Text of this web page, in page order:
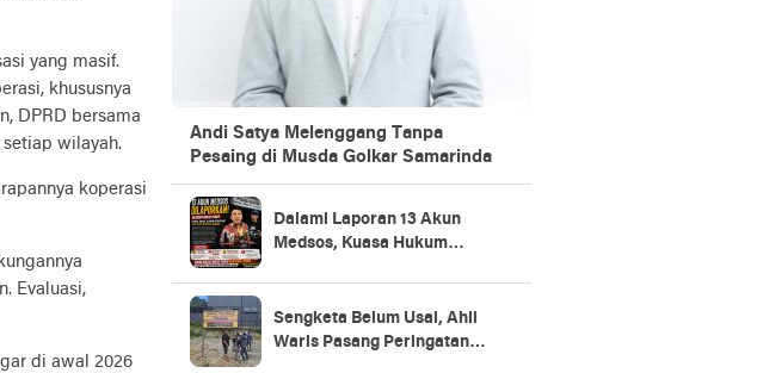
yang masif.
khususnya
DPRD bersama
wilayah.
koperasi
Evaluasi,
di awal 2026
Andi Satya Melenggang Tanpa
Pesaing di Musda Golkar Samarinda
Dalami Laporan 13 Akun
Medsos, Kuasa Hukum
Penajaman Bukti
Sengketa Belum Usai, Ahli
Waris Pasang Peringatan